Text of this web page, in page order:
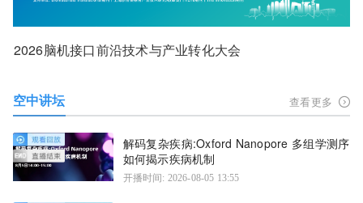
2026脑机接口前沿技术与产业转化大会
空中讲坛 查看更多
解码复杂疾病:Oxford Nanopore 多组学测序
如何揭示疾病机制
开播时间: 2026-08-05 13:55